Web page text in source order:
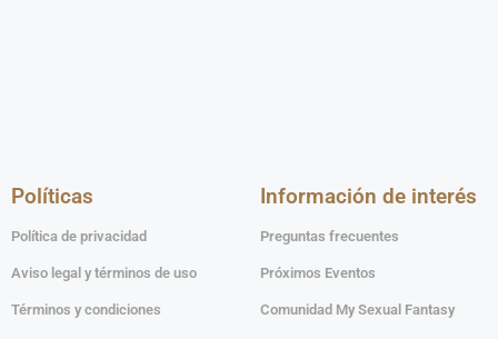
Políticas
Política de privacidad
Aviso legal y términos de uso
Términos y condiciones
Información de interés
Preguntas frecuentes
Próximos Eventos
Comunidad My Sexual Fantasy